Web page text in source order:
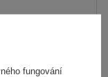
fungování